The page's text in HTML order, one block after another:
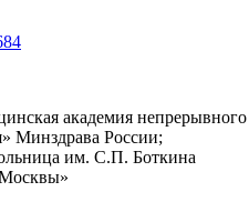
академия непрерывного
Минздрава России;
им. С.П. Боткина
Москвы»